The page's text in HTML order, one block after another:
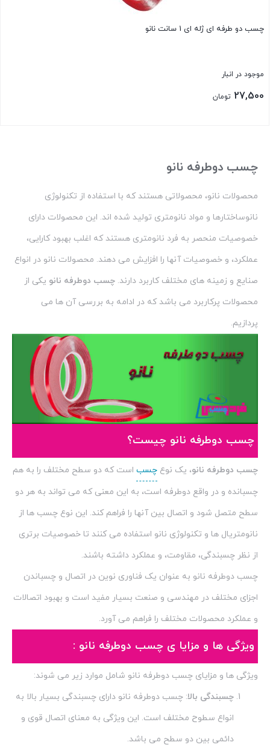
چسب دو طرفه ای ژله ای 1 سانت نانو
موجود در انبار
27,500 تومان
چسب دوطرفه نانو
محصولات نانو، محصولاتی هستند که با استفاده از تکنولوژی
نانوساختارها و مواد نانومتری تولید شده اند. این محصولات دارای
خصوصیات منحصر به فرد نانومتری هستند که اغلب بهبود کارایی،
عملکرد، و خصوصیات آنها را افزایش می دهند. محصولات نانو در انواع
صنایع و زمینه های مختلف کاربرد دارند. چسب دوطرفه نانو یکی از
محصولات پرکاربرد می باشد که در ادامه به بررسی آن ها می
پردازیم.
چسب دوطرفه نانو چیست؟
چسب دوطرفه نانو، یک نوع چسب است که دو سطح مختلف را به هم
چسبانده و در واقع دوطرفه است، به این معنی که می تواند به هر دو
سطح متصل شود و اتصال بین آنها را فراهم کند. این نوع چسب ها از
نانومتریال ها و تکنولوژی نانو استفاده می کنند تا خصوصیات برتری
از نظر چسبندگی، مقاومت، و عملکرد داشته باشند.
چسب دوطرفه نانو به عنوان یک فناوری نوین در اتصال و چسباندن
اجزای مختلف در مهندسی و صنعت بسیار مفید است و بهبود اتصالات
و عملکرد محصولات مختلف را فراهم می آورد.
ویژگی ها و مزایا ی چسب دوطرفه نانو :
ویژگی ها و مزایای چسب دوطرفه نانو شامل موارد زیر می شوند:
چسبندگی بالا: چسب دوطرفه نانو دارای چسبندگی بسیار بالا به
انواع سطوح مختلف است. این ویژگی به معنای اتصال قوی و
دائمی بین دو سطح می باشد.